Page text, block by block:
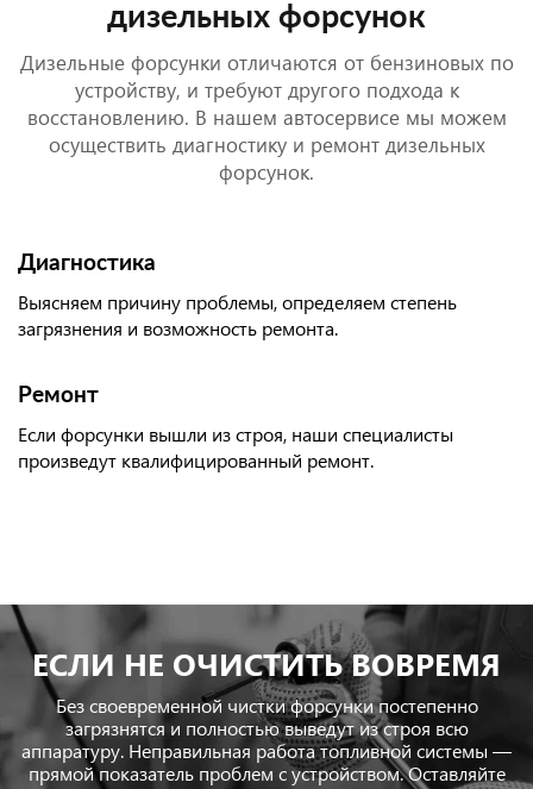
дизельных форсунок
Дизельные форсунки отличаются от бензиновых по
устройству, и требуют другого подхода к
восстановлению. В нашем автосервисе мы можем
осуществить диагностику и ремонт дизельных
форсунок.
Диагностика
Выясняем причину проблемы, определяем степень
загрязнения и возможность ремонта.
Ремонт
Если форсунки вышли из строя, наши специалисты
произведут квалифицированный ремонт.
ЕСЛИ НЕ ОЧИСТИТЬ ВОВРЕМЯ
Без своевременной чистки форсунки постепенно
загрязнятся и полностью выведут из строя всю
аппаратуру. Неправильная работа топливной системы —
прямой показатель проблем с устройством. Оставляйте